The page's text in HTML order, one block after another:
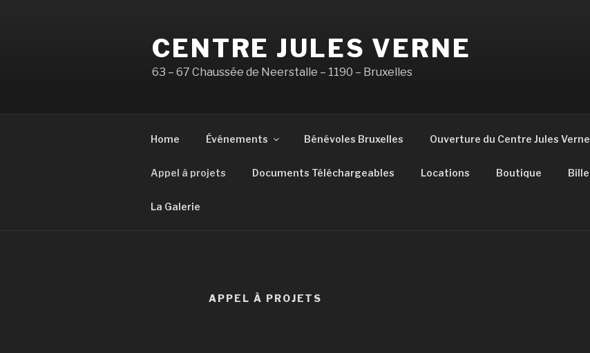
CENTRE JULES VERNE
63 – 67 Chaussée de Neerstalle – 1190 – Bruxelles
Home Événements Bénévoles Bruxelles Ouverture du Centre Jules Verne
Appel à projets Documents Téléchargeables Locations Boutique
La Galerie
APPEL À PROJETS